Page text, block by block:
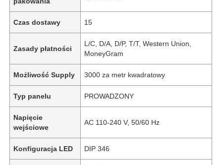
Czas dostawy 15
Zasady płatności
L/C, D/A, D/P, T/T, Western Union,
MoneyGram
Możliwość Supply 3000 za metr kwadratowy
Typ panelu PROWADZONY
Napięcie
wejściowe
AC 110-240 V, 50/60 Hz
Konfiguracja LED DIP 346